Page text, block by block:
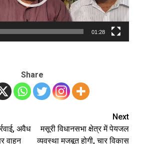
01:28
Share
अवैध
वाहन
Next
मसूरी विधानसभा क्षेत्र में पेयजल
व्यवस्था मजबूत होगी, चार विकास